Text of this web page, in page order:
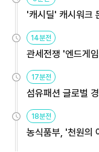
'캐시딜' 캐시워크
14분전
관세전쟁 '엔드게
17분전
섬유패션 글로벌
18분전
농식품부, '천원의